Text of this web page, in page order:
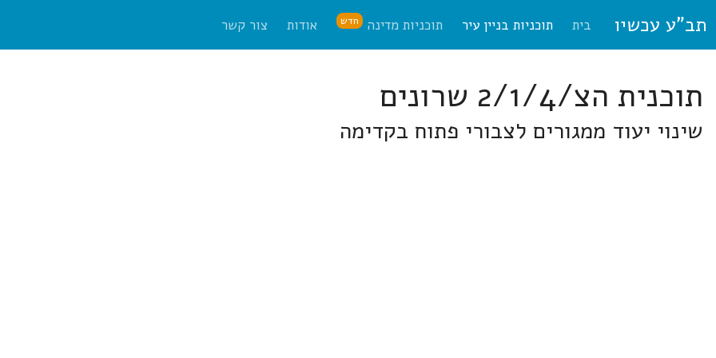
תב"ע עכשיו בית תוכניות בניין עיר תוכניות מדינה חדש אודות צור קשר
תוכנית הצ/2/1/4 שרונים
שינוי יעוד ממגורים לצבורי פתוח בקדימה